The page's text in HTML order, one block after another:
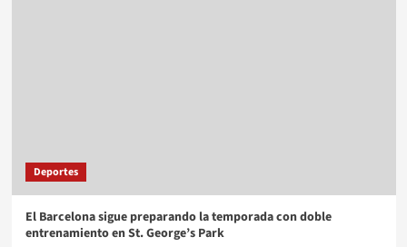
Deportes
El Barcelona sigue preparando la temporada con doble
entrenamiento en St. George’s Park